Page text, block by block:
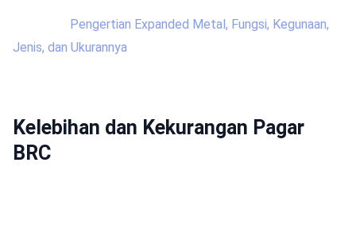
Pengertian Expanded Metal, Fungsi, Kegunaan,
Jenis, dan Ukurannya
Kelebihan dan Kekurangan Pagar
BRC